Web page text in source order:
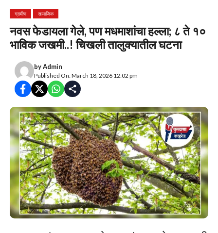
ग्रामीण सामाजिक
नवस फेडायला गेले, पण मधमाशांचा हल्ला; ८ ते १०
भाविक जखमी..! चिखली तालुक्यातील घटना
byAdmin
Published On: March 18, 2026 12:02 pm